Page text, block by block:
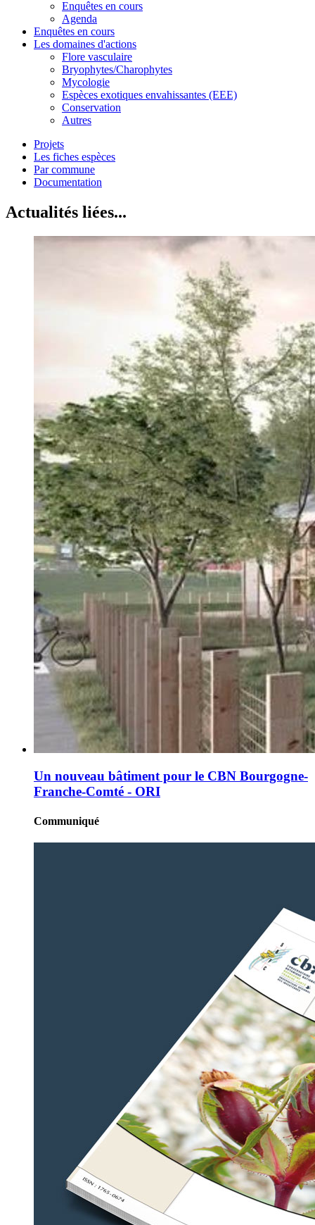
Enquêtes en cours
Agenda
Enquêtes en cours
Les domaines d'actions
Flore vasculaire
Bryophytes/Charophytes
Mycologie
Espèces exotiques envahissantes (EEE)
Conservation
Autres
Projets
Les fiches espèces
Par commune
Documentation
Actualités liées...
Un nouveau bâtiment pour le CBN Bourgogne-
Franche-Comté - ORI
Communiqué